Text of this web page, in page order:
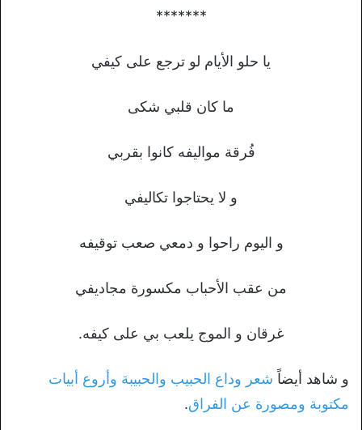
*******
يا حلو الأيام لو ترجع على كيفي
ما كان قلبي شكى
فُرقة مواليفه كانوا بقربي
و لا يحتاجوا تكاليفي
و اليوم راحوا و دمعي صعب توقيفه
من عقب الأحباب مكسورة مجاديفي
غرقان و الموج يلعب بي على كيفه.
و شاهد أيضاً شعر وداع الحبيب والحبيبة وأروع أبيات
مكتوبة ومصورة عن الفراق.